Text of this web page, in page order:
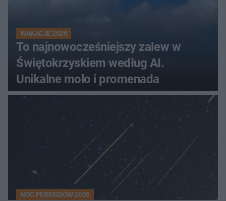
WAKACJE 2026
To najnowocześniejszy zalew w
Świętokrzyskiem według AI.
Unikalne molo i promenada
NOC PERSEIDÓW 2026